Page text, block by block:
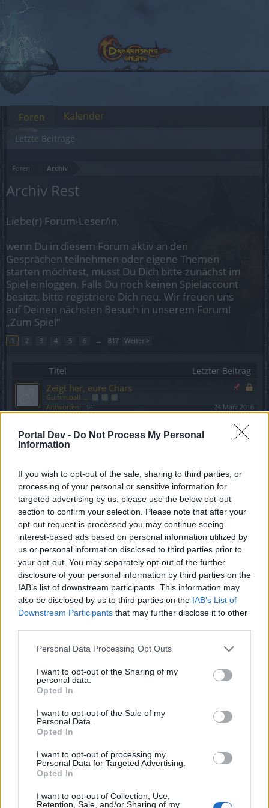
Portal Dev - Do Not Process My Personal
Information
If you wish to opt-out of the sale, sharing to third parties, or
processing of your personal or sensitive information for
targeted advertising by us, please use the below opt-out
section to confirm your selection. Please note that after your
opt-out request is processed you may continue seeing
interest-based ads based on personal information utilized by
us or personal information disclosed to third parties prior to
your opt-out. You may separately opt-out of the further
disclosure of your personal information by third parties on the
IAB’s list of downstream participants. This information may
also be disclosed by us to third parties on the IAB’s List of
Downstream Participants that may further disclose it to other
Personal Data Processing Opt Outs
I want to opt-out of the Sharing of my
personal data.
Opted In
I want to opt-out of the Sale of my
Personal Data.
Opted In
I want to opt-out of processing my
Personal Data for Targeted Advertising.
Opted In
I want to opt-out of Collection, Use,
Retention, Sale, and/or Sharing of my
Foren Archiv
Archiv Rest
Liebe(r) Forum-Leser/in,
wenn Du in diesem Forum aktiv an den
Gesprächen teilnehmen oder eigene Themen
starten möchtest, musst Du Dich bitte zunächst im
Spiel einloggen. Falls Du noch keinen Spielaccount
besitzt, bitte registriere Dich neu. Wir freuen uns
auf Deinen nächsten Besuch in unserem Forum!
„Zum Spiel“
1 2 3 4 5 6 → 817 Weiter >
Titel Letzter Beitrag
Zeigt her, eure Chars
Gummiball ... 6 7 8
Antworten: 141 24 März 2016
znoog 409 410 411
Antworten: 8.209 3 März 2015
Antworten: 6.302 14 Mai 2017
dieChaosgilde -Gildentalk-
Kittykath ... 121 122 123
Antworten: 10 November 2015
Feedback
Feedback zum Release 155 & dem
Event: Aufbruch nach Lor’Tac
Antworten: 2.258 23 September 2015
Piñata-Bug im Geburtstagsevent
LongusPrimus ... 97 98 99
Antworten: 1.971 18 November 2016
GummibärenKG - Gildentalk
sammy2000 ... 93 94 95
1.890
HansimGlück ...
Antworten: 1.847 18 November 2014
mage 2014 wie sind eure stats pay/no pay
Fatalaty ... 84
Antworten:
Wut
Salsania ... 74
Antworten:
Barrettbarrage ... 73 74 75
Antworten: 1.494 14 Mai 2017
Antworten: 1.439 1 Dezember 2014
Foren
Letzte Beiträge
Kalender